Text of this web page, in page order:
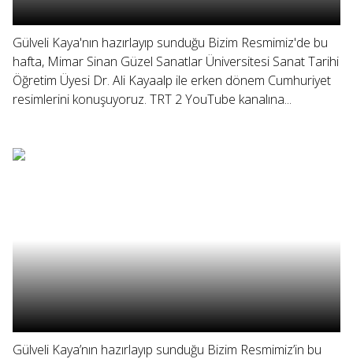
Gülveli Kaya'nın hazırlayıp sunduğu Bizim Resmimiz'de bu
hafta, Mimar Sinan Güzel Sanatlar Üniversitesi Sanat Tarihi
Öğretim Üyesi Dr. Ali Kayaalp ile erken dönem Cumhuriyet
resimlerini konuşuyoruz. TRT 2 YouTube kanalına...
Gülveli Kaya’nın hazırlayıp sunduğu Bizim Resmimiz’in bu